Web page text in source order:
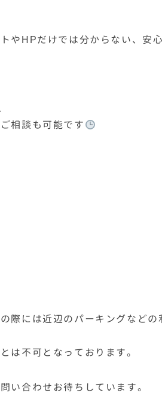
やHPだけでは分からない、安
相談も可能です
際には近辺のパーキングなどの
は不可となっております。
い合わせお待ちしています。